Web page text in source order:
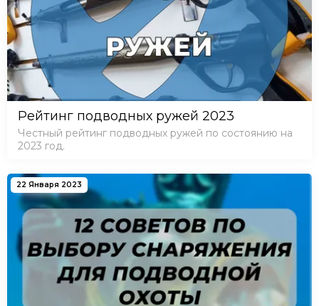
Рейтинг подводных ружей 2023
Честный рейтинг подводных ружей по состоянию на
2023 год.
22 Января 2023